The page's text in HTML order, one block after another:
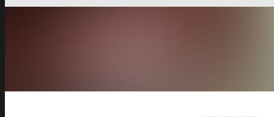
Symbolbild